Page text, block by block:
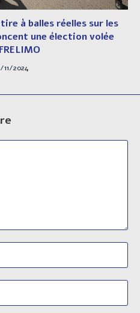
à balles réelles sur les
une élection volée
11/2024